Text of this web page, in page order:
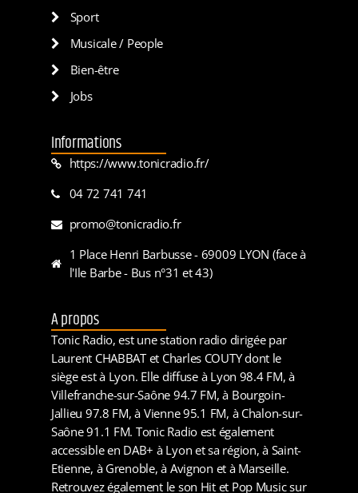
Sport
Musicale / People
Bien-être
Jobs
Informations
https://www.tonicradio.fr/
04 72 741 741
promo@tonicradio.fr
1 Place Henri Barbusse - 69009 LYON (face à
l'Ile Barbe - Bus n°31 et 43)
A propos
Tonic Radio, est une station radio dirigée par
Laurent CHABBAT et Charles COUTY dont le
siège est à Lyon. Elle diffuse à Lyon 98.4 FM, à
Villefranche-sur-Saône 94.7 FM, à Bourgoin-
Jallieu 97.8 FM, à Vienne 95.1 FM, à Chalon-sur-
Saône 91.1 FM. Tonic Radio est également
accessible en DAB+ à Lyon et sa région, à Saint-
Etienne, à Grenoble, à Avignon et à Marseille.
Retrouvez également le son Hit et Pop Music sur